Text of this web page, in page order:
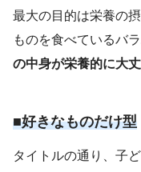
最大の目的は栄養の
ものを食べているバ
の中身が栄養的に大
■好きなものだけ型
タイトルの通り、子